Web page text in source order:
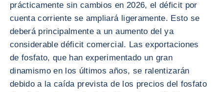
prácticamente sin cambios en 2026, el déficit por
cuenta corriente se ampliará ligeramente. Esto se
deberá principalmente a un aumento del ya
considerable déficit comercial. Las exportaciones
de fosfato, que han experimentado un gran
dinamismo en los últimos años, se ralentizarán
debido a la caída prevista de los precios del fosfato